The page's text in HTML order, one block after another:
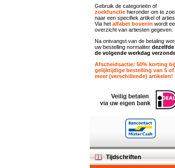
Gebruik de categorieën of
zoekfunctie hieronder om te
naar een specifiek artikel of
Via het alfabet bovenin wordt
overzicht van artiesten gegeven.
Na ontvangst van de betaling
uw bestelling normaliter
de volgende werkdag
Afscheidsactie: 50% korting bij
gelijktijdige bestelling van 5 of
meer (verschillende) artikelen!
Tijdschriften